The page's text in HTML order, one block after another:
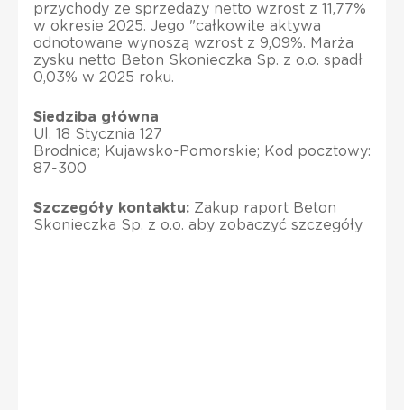
przychody ze sprzedaży netto wzrost z 11,77%
w okresie 2025. Jego "całkowite aktywa
odnotowane wynoszą wzrost z 9,09%. Marża
zysku netto Beton Skonieczka Sp. z o.o. spadł
0,03% w 2025 roku.
Siedziba główna
Ul. 18 Stycznia 127
Brodnica; Kujawsko-Pomorskie; Kod pocztowy:
87-300
Szczegóły kontaktu: Zakup raport Beton
Skonieczka Sp. z o.o. aby zobaczyć szczegóły